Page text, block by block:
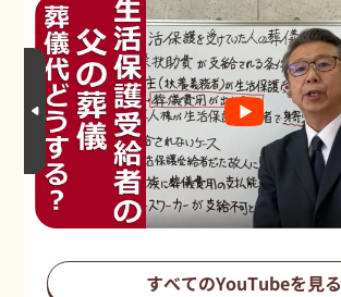
すべてのYouTubeを見る